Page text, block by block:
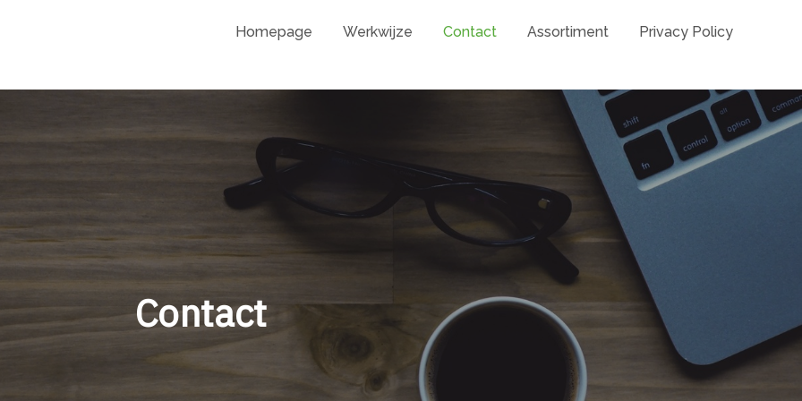
Homepage Werkwijze Contact Assortiment Privacy Policy
Contact